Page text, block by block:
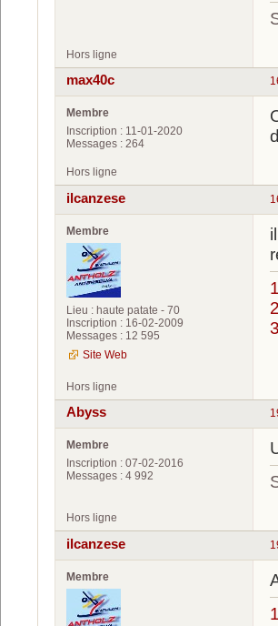
Hors ligne
max40c
Membre
Inscription : 11-01-2020
Messages : 264
Hors ligne
ilcanzese
Membre
Lieu : haute patate - 70
Inscription : 16-02-2009
Messages : 12 595
Site Web
1
2
3
Hors ligne
Abyss
Membre
Inscription : 07-02-2016
Messages : 4 992
Hors ligne
ilcanzese
Membre
1